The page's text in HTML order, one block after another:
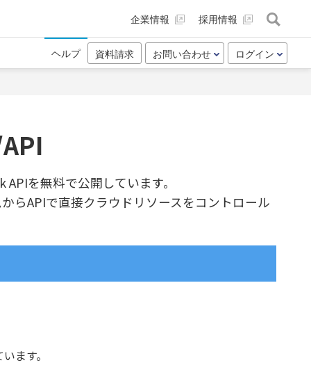
企業情報 採用情報
ヘルプ 資料請求 お問い合わせ ログイン
を無料で公開しています。
らAPIで直接クラウドリソースをコントロール
ます。